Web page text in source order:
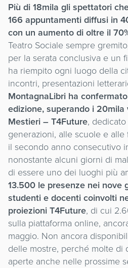
Più di 18mila gli spettatori
166 appuntamenti diffusi in
con un aumento di oltre il
Teatro Sociale sempre
per la serata conclusiva e un
ha riempito ogni luogo della
incontri, presentazioni
MontagnaLibri ha
edizione, superando i
Mestieri – T4Future,
generazioni, alle scuole e
il secondo anno consecutivo
nonostante alcuni giorni di
di essere uno dei luoghi più
13.500 le presenze nei nove
studenti e docenti coinvolti
proiezioni T4Future, di cui
sulla piattaforma online,
maggio. Non ancora
delle mostre, perché molte di
aperte anche nelle prossime